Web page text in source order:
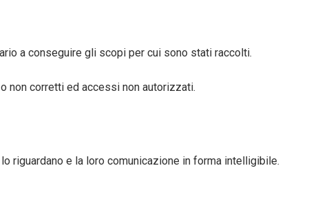
a conseguire gli scopi per cui sono stati raccolti.
non corretti ed accessi non autorizzati.
riguardano e la loro comunicazione in forma intelligibile.